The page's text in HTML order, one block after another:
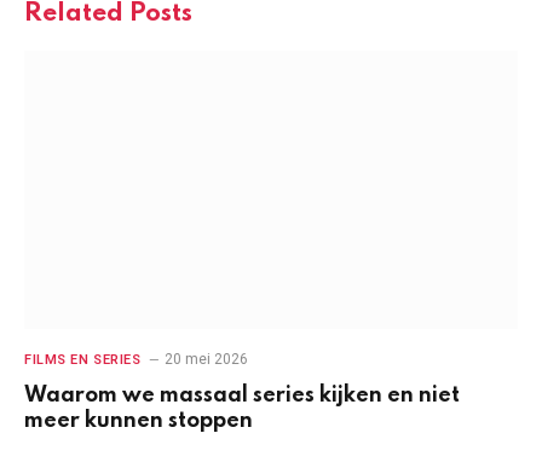
Related Posts
FILMS EN SERIES 20 mei 2026
Waarom we massaal series kijken en niet
meer kunnen stoppen